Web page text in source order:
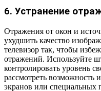
6. Устранение
Отражения от окон и
ухудшить качество
телевизор так, чтобы
отражений. Используйте
контролировать уровень
рассмотреть возможность
экранов или специальных